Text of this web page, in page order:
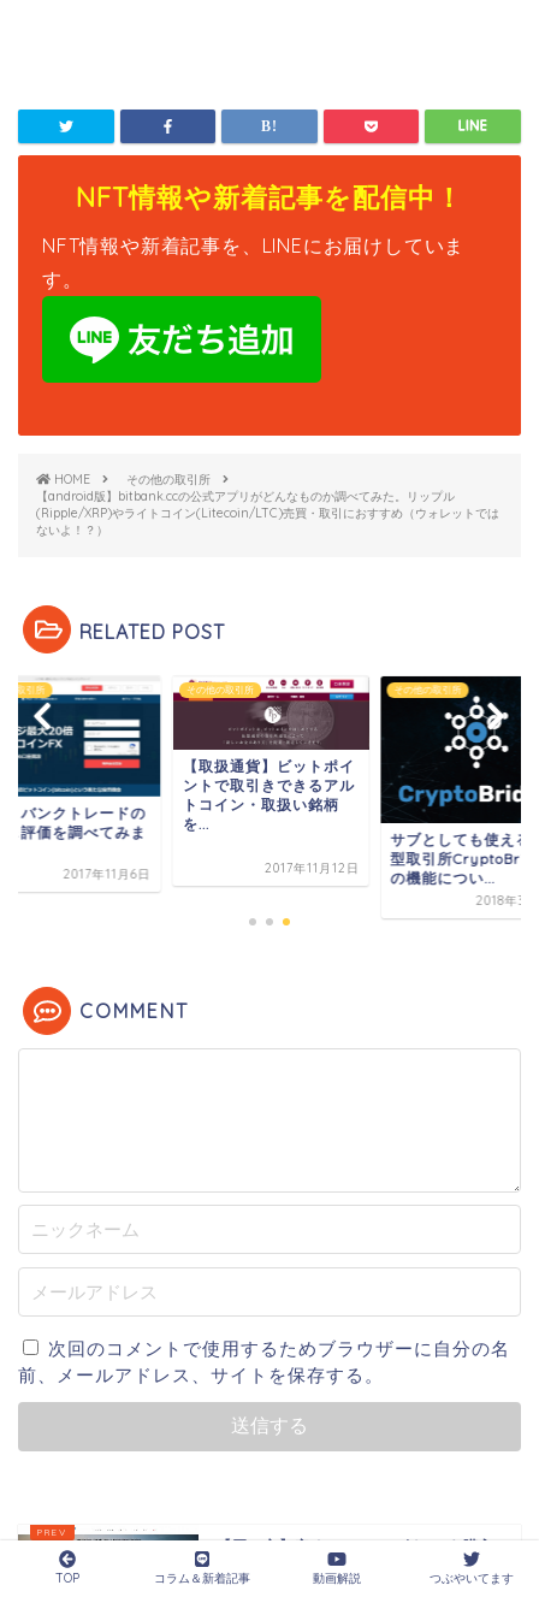
NFT情報や新着記事を配信中！
NFT情報や新着記事を、LINEにお届けしていま
す。
HOME
その他の取引所
【android版】bitbank.ccの公式アプリがどんなものか調べてみた。リップル
(Ripple/XRP)やライトコイン(Litecoin/LTC)売買・取引におすすめ（ウォレットでは
ないよ！？）
RELATED POST
の取引所
トバンクトレードの
＆評価を調べてみま
2017年11月6日
その他の取引所
【取扱通貨】ビットポイ
ントで取引きできるアル
トコイン・取扱い銘柄
を...
2017年11月12日
その他の取引所
サブとしても使える
型取引所
の機能につい...
2018年3
COMMENT
次回のコメントで使用するためブラウザーに自分の名
前、メールアドレス、サイトを保存する。
【買い方】安くNEM(XEM/ネム)を購入
する方法・買い方を解説！国内最...
TOP コラム＆新着記事 動画解説 つぶやいてます